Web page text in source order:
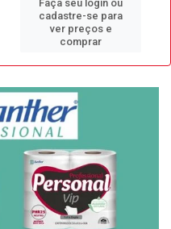
Faça seu login ou
cadastre-se para
ver preços e
comprar